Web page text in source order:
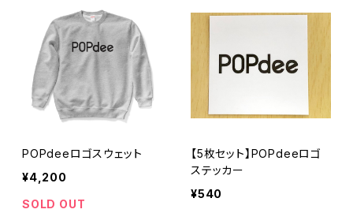
POPdeeロゴスウェット
¥4,200
SOLD OUT
【5枚セット】POPdeeロゴ
ステッカー
¥540